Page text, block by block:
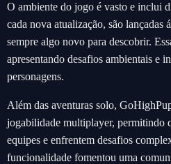
O ambiente do jogo é vasto e inclui
cada nova atualização, são lançadas
sempre algo novo para descobrir.
apresentando desafios ambientais e
personagens.
Além das aventuras solo,
jogabilidade multiplayer, permitindo
equipes e enfrentem desafios
funcionalidade fomentou uma